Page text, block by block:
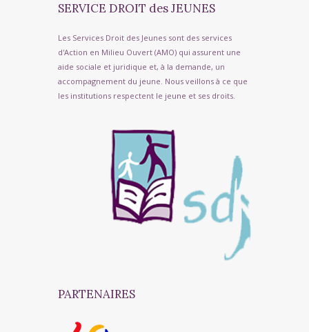
SERVICE DROIT des JEUNES
Les Services Droit des Jeunes sont des services
d'Action en Milieu Ouvert (AMO) qui assurent une
aide sociale et juridique et, à la demande, un
accompagnement du jeune. Nous veillons à ce que
les institutions respectent le jeune et ses droits.
PARTENAIRES